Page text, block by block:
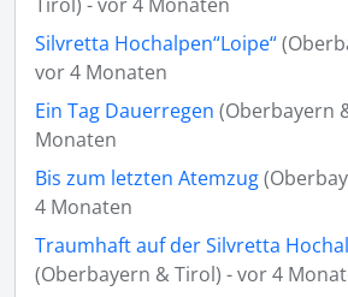
Silvretta Hochalpen“Loipe“
vor 4 Monaten
Ein Tag Dauerregen (Oberbayern
Monaten
Bis zum letzten Atemzug
4 Monaten
Traumhaft auf der Silvretta
(Oberbayern & Tirol) - vor 4